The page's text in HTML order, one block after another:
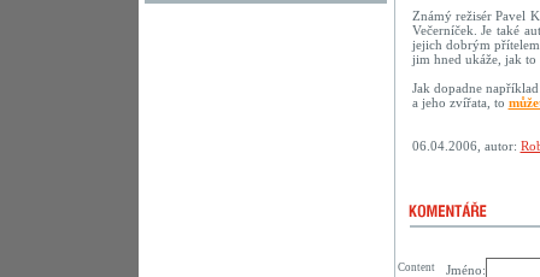
Známý režisér Pavel
Večerníček. Je také
jejich dobrým
jim hned ukáže, jak to
Jak dopadne
a jeho zvířata, to
06.04.2006, autor:
Jméno:
Content